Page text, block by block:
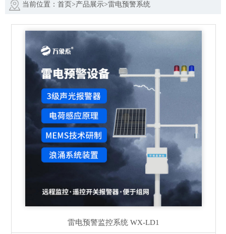
当前位置： 首页>产品展示>雷电预警系统
雷电预警监控系统 WX-LD1